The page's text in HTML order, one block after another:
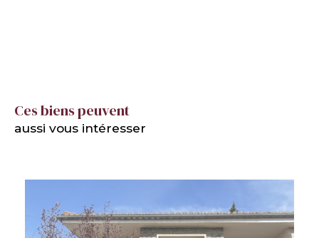
Ces biens peuvent
aussi vous intéresser